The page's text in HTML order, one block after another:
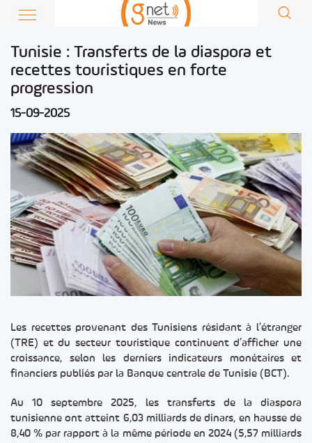
Tunisie : Transferts de la diaspora et
recettes touristiques en forte
progression
15-09-2025
Les recettes provenant des Tunisiens résidant à l’étranger
(TRE) et du secteur touristique continuent d’afficher une
croissance, selon les derniers indicateurs monétaires et
financiers publiés par la Banque centrale de Tunisie (BCT).
Au 10 septembre 2025, les transferts de la diaspora
tunisienne ont atteint 6,03 milliards de dinars, en hausse de
8,40 % par rapport à la même période en 2024 (5,57 milliards